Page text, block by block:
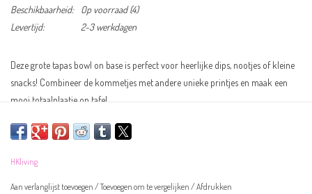
Beschikbaarheid: Op voorraad(4)
Levertijd:
2-3 werkdagen
Deze grote tapas bowl on base is perfect voor heerlijke dips, nootjes of kleine
snacks! Combineer de kommetjes met andere unieke printjes en maak een
mooi totaalplaatje op tafel.
de afbeelding.
HKliving
Aan verlanglijst toevoegen /Toevoegen om te vergelijken /Afdrukken